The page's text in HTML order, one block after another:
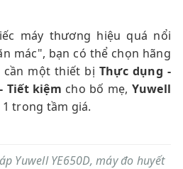
máy thương hiệu quá nổi
mác", bạn có thể chọn hãng
cần một thiết bị Thực dụng -
Tiết kiệm cho bố mẹ, Yuwell
trong tầm giá.
Yuwell YE650D, máy đo huyết